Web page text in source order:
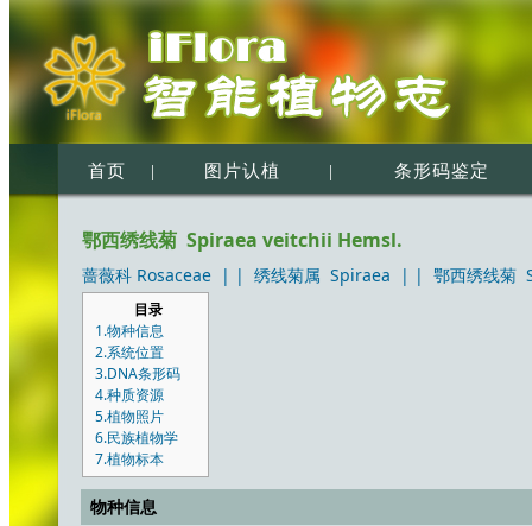
首页 | 图片认植 | 条形码鉴定
鄂西绣线菊 Spiraea veitchii Hemsl.
蔷薇科 Rosaceae | | 绣线菊属 Spiraea | | 鄂西绣线菊
目录
1.物种信息
2.系统位置
3.DNA条形码
4.种质资源
5.植物照片
6.民族植物学
7.植物标本
物种信息